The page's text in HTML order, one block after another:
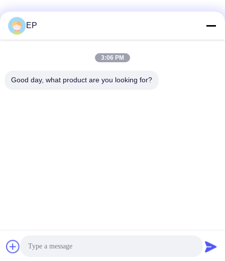
Kontak Cepat
EP
3:06 PM
Good day, what product are you looking for?